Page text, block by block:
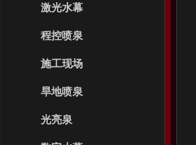
激光水幕
程控喷泉
施工现场
旱地喷泉
光亮泉